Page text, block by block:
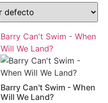
Barry Can't Swim - When
Will We Land?
Barry Can't Swim - When
Will We Land?